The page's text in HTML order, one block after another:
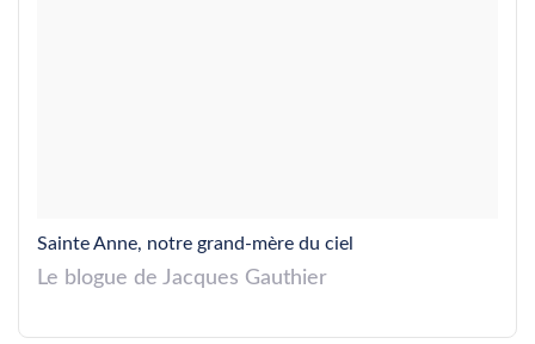
Sainte Anne, notre grand-mère du ciel
Le blogue de Jacques Gauthier